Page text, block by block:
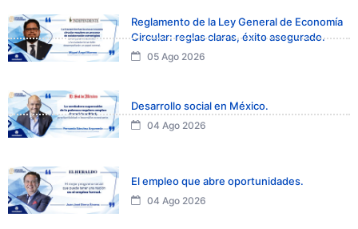
Reglamento de la Ley General de Economía
Circular: reglas claras, éxito asegurado.
05 Ago 2026
Desarrollo social en México.
04 Ago 2026
El empleo que abre oportunidades.
04 Ago 2026